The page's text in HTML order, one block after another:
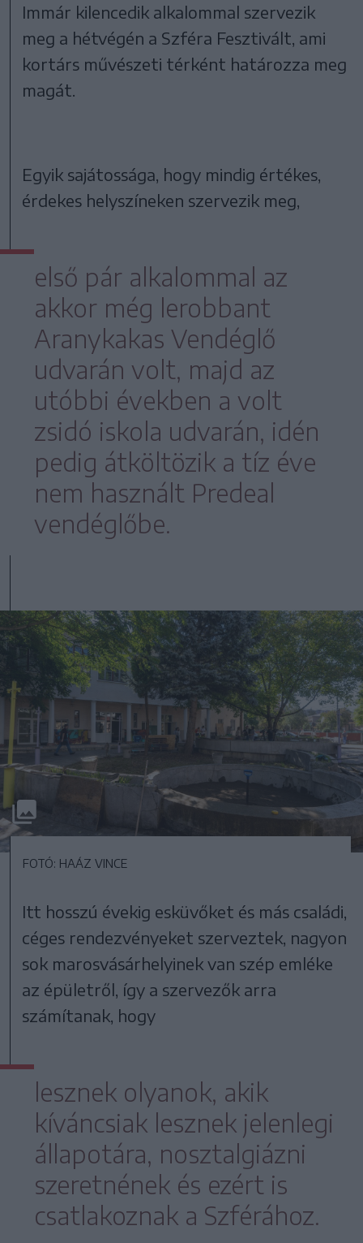
Immár kilencedik alkalommal szervezik
meg a hétvégén a Szféra Fesztivált, ami
kortárs művészeti térként határozza meg
magát.
Egyik sajátossága, hogy mindig értékes,
érdekes helyszíneken szervezik meg,
első pár alkalommal az
akkor még lerobbant
Aranykakas Vendéglő
udvarán volt, majd az
utóbbi években a volt
zsidó iskola udvarán, idén
pedig átköltözik a tíz éve
nem használt Predeal
vendéglőbe.
FOTÓ: HAÁZ VINCE
Itt hosszú évekig esküvőket és más családi,
céges rendezvényeket szerveztek, nagyon
sok marosvásárhelyinek van szép emléke
az épületről, így a szervezők arra
számítanak, hogy
lesznek olyanok, akik
kíváncsiak lesznek jelenlegi
állapotára, nosztalgiázni
szeretnének és ezért is
csatlakoznak a Szférához.